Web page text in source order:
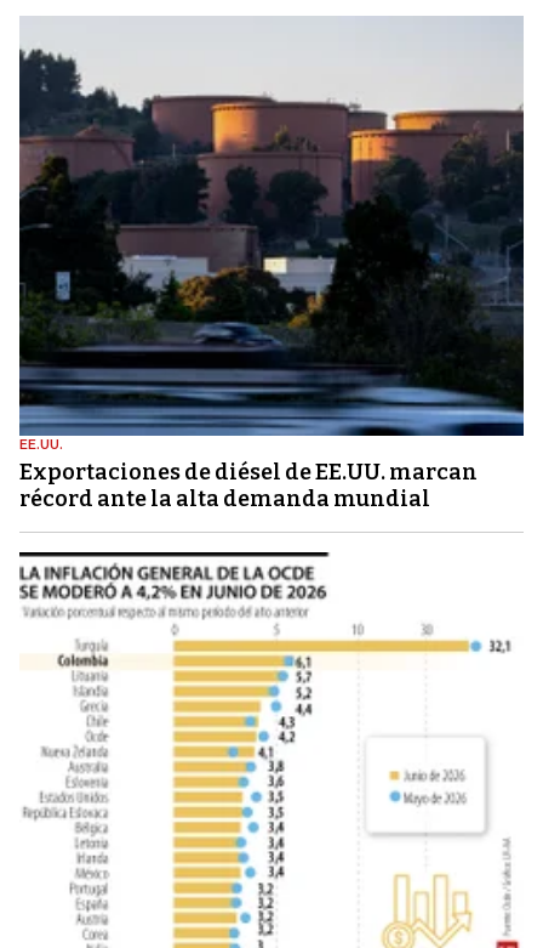
EE.UU.
Exportaciones de diésel de EE.UU. marcan
récord ante la alta demanda mundial